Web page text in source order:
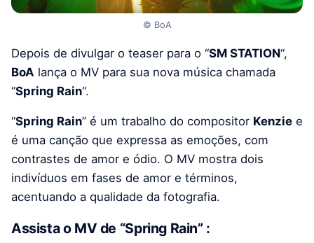
© BoA
Depois de divulgar o teaser para o “SM STATION“,
BoA lança o MV para sua nova música chamada
“Spring Rain“.
“Spring Rain” é um trabalho do compositor Kenzie e
é uma canção que expressa as emoções, com
contrastes de amor e ódio. O MV mostra dois
indivíduos em fases de amor e términos,
acentuando a qualidade da fotografia.
Assista o MV de “Spring Rain” :